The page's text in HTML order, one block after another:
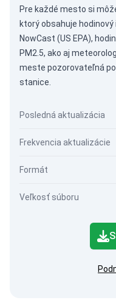
Pre každé mesto si
ktorý obsahuje hodinový
NowCast (US EPA),
PM2.5, ako aj
meste pozorovateľná
stanice.
Posledná aktualizácia
Frekvencia aktualizácie
Formát
Veľkosť súboru